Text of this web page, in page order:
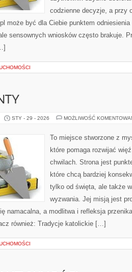
codzienne decyzje, a przy
może być dla Ciebie punktem
sensownych wniosków często brakuje.
STY - 29 - 2026 MOŻLIWOŚĆ
To miejsce stworzone z
które pomaga rozwijać
chwilach. Strona jest
które chcą bardziej
tylko od święta, ale także
wyzwania. Jej misją jest
namacalna, a modlitwa i refleksja
również: Tradycje katolickie […]